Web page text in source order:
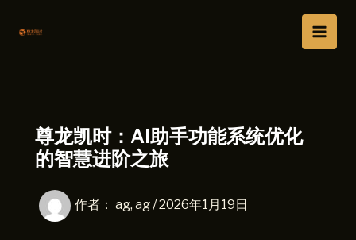
Main
尊龙凯时：AI助手功能系统优化
的智慧进阶之旅
作者： ag, ag/2026年1月19日